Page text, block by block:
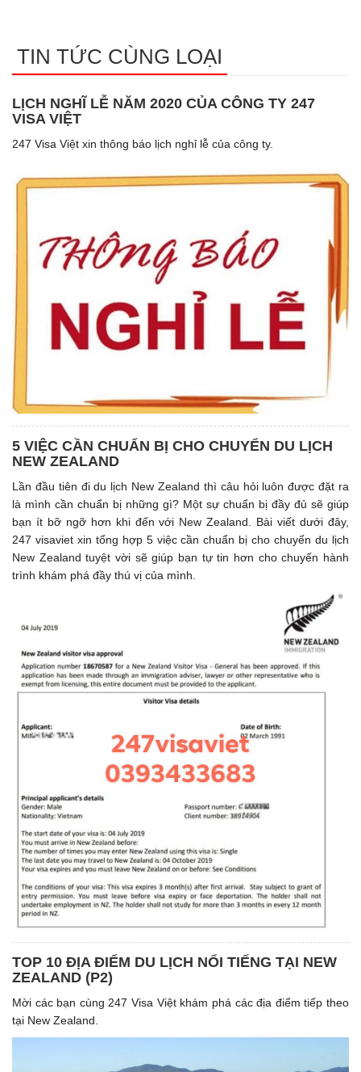
TIN TỨC CÙNG LOẠI
LỊCH NGHĨ LỄ NĂM 2020 CỦA CÔNG TY 247
VISA VIỆT
247 Visa Việt xin thông báo lịch nghỉ lễ của công ty.
5 VIỆC CẦN CHUẨN BỊ CHO CHUYỂN DU LỊCH
NEW ZEALAND
Lần đầu tiên đi du lịch New Zealand thì câu hỏi luôn được đặt ra
là mình cần chuẩn bị những gì? Một sự chuẩn bị đầy đủ sẽ giúp
bạn ít bỡ ngỡ hơn khi đến với New Zealand. Bài viết dưới đây,
247 visaviet xin tổng hợp 5 việc cần chuẩn bị cho chuyến du lịch
New Zealand tuyệt vời sẽ giúp bạn tự tin hơn cho chuyến hành
trình khám phá đầy thú vị của mình.
TOP 10 ĐỊA ĐIỂM DU LỊCH NỔI TIẾNG TẠI NEW
ZEALAND (P2)
Mời các bạn cùng 247 Visa Việt khám phá các địa điểm tiếp theo
tại New Zealand.